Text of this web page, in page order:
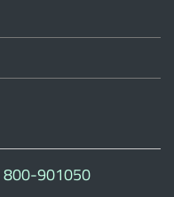
800-901050